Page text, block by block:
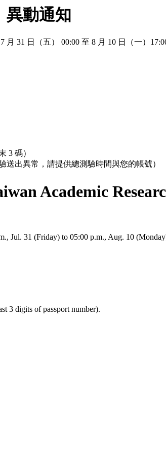
異動通知
31 日（五） 00:00 至 8 月 10 日（一）
3 碼）
出異常，請提供總測驗時間與您的帳號）
Academic
Jul. 31 (Friday) to 05:00 p.m., Aug. 10
3 digits of passport number).